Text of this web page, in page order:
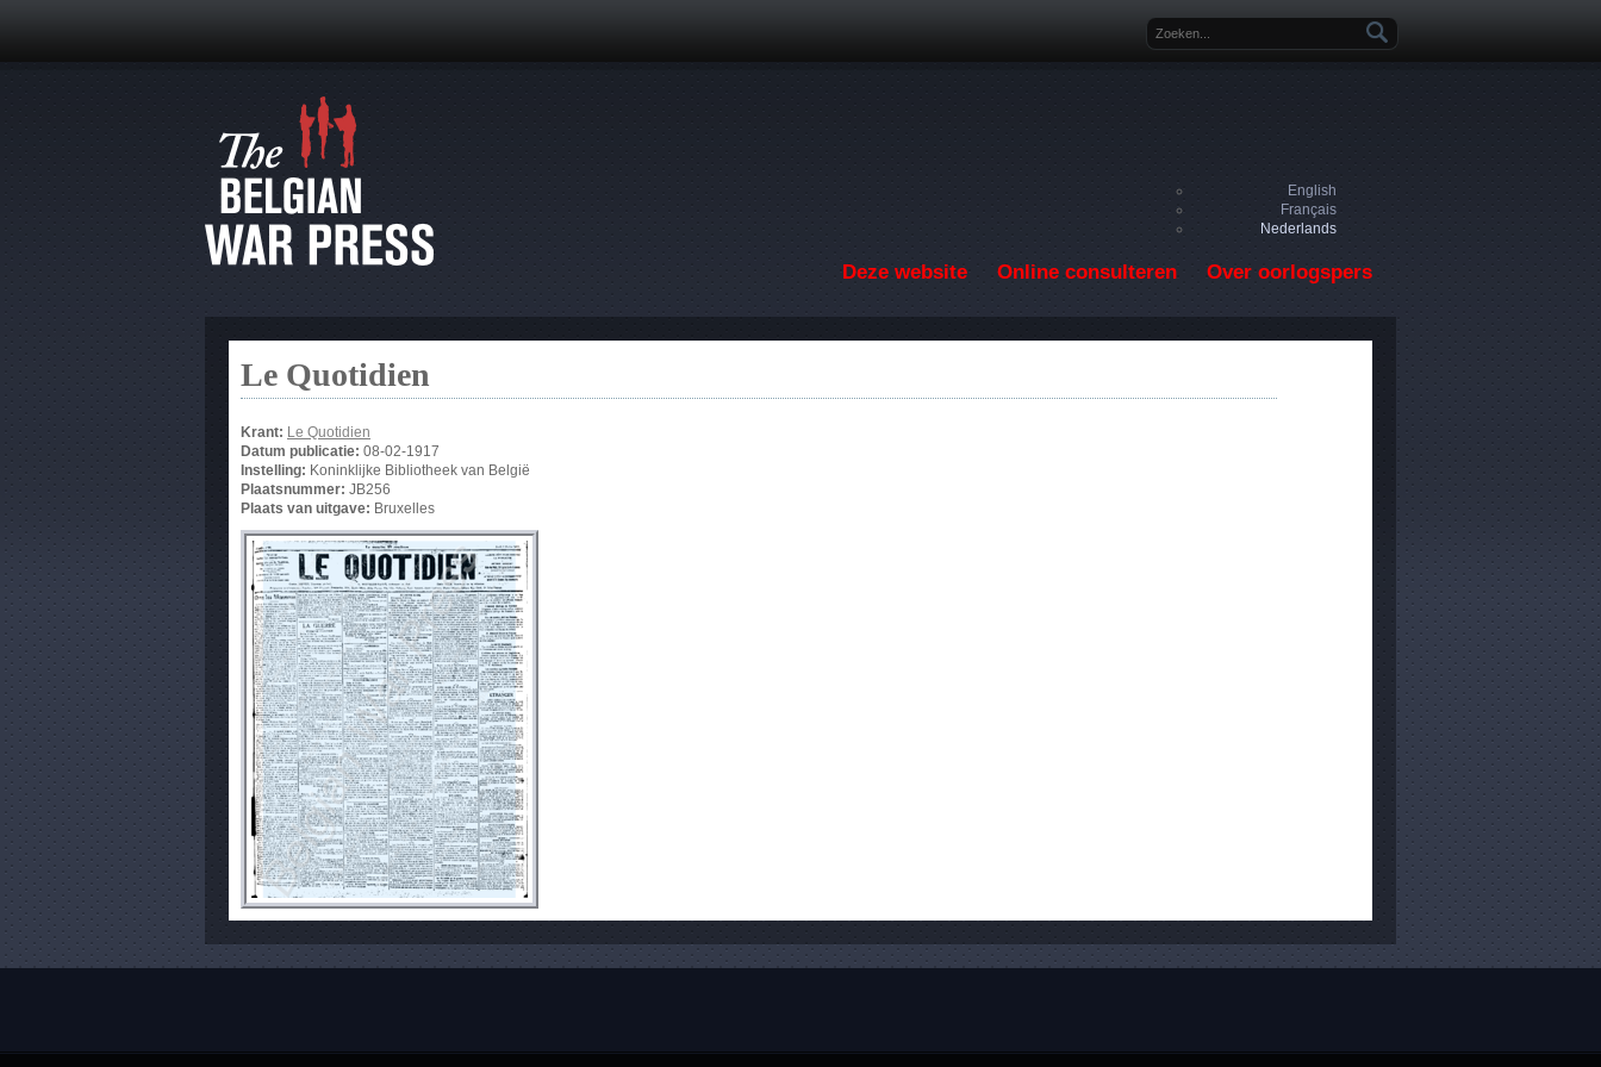
Zoekveld
English
Français
Nederlands
Deze website Online consulteren Over oorlogspers
Le Quotidien
Krant: Le Quotidien
Datum publicatie: 08-02-1917
Instelling: Koninklijke Bibliotheek van België
Plaatsnummer: JB256
Plaats van uitgave: Bruxelles